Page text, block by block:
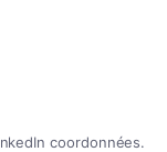
coordonnées.